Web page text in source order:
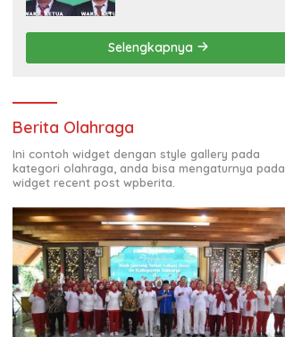
OUTDOOR LEARNING
(ODL) TK, PAUD, SD,
SMP/MTS KELUAR KOTA
Selengkapnya
Berita Olahraga
Ini contoh widget dengan style gallery pada
kategori olahraga, anda bisa mengaturnya pada
widget recent post wpberita.